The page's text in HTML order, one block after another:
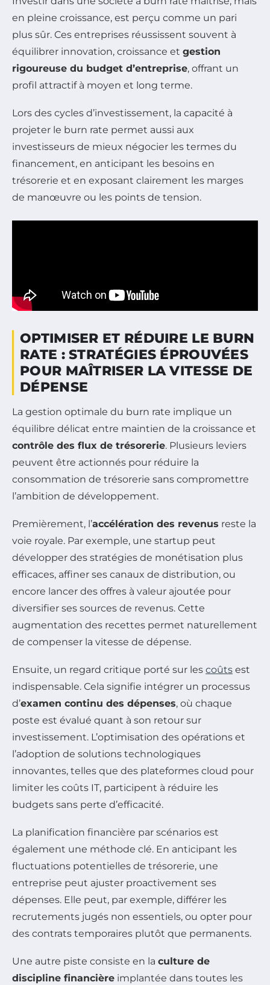
en pleine croissance, est perçu comme un pari
plus sûr. Ces entreprises réussissent souvent à
équilibrer innovation, croissance et gestion
rigoureuse du budget d’entreprise, offrant un
profil attractif à moyen et long terme.
Lors des cycles d’investissement, la capacité à
projeter le burn rate permet aussi aux
investisseurs de mieux négocier les termes du
financement, en anticipant les besoins en
trésorerie et en exposant clairement les marges
de manœuvre ou les points de tension.
OPTIMISER ET RÉDUIRE LE BURN
RATE : STRATÉGIES ÉPROUVÉES
POUR MAÎTRISER LA VITESSE DE
DÉPENSE
La gestion optimale du burn rate implique un
équilibre délicat entre maintien de la croissance et
contrôle des flux de trésorerie. Plusieurs leviers
peuvent être actionnés pour réduire la
consommation de trésorerie sans compromettre
l’ambition de développement.
Premièrement, l’accélération des revenus reste la
voie royale. Par exemple, une startup peut
développer des stratégies de monétisation plus
efficaces, affiner ses canaux de distribution, ou
encore lancer des offres à valeur ajoutée pour
diversifier ses sources de revenus. Cette
augmentation des recettes permet naturellement
de compenser la vitesse de dépense.
Ensuite, un regard critique porté sur les coûts est
indispensable. Cela signifie intégrer un processus
d’examen continu des dépenses, où chaque
poste est évalué quant à son retour sur
investissement. L’optimisation des opérations et
l’adoption de solutions technologiques
innovantes, telles que des plateformes cloud pour
limiter les coûts IT, participent à réduire les
budgets sans perte d’efficacité.
La planification financière par scénarios est
également une méthode clé. En anticipant les
fluctuations potentielles de trésorerie, une
entreprise peut ajuster proactivement ses
dépenses. Elle peut, par exemple, différer les
recrutements jugés non essentiels, ou opter pour
des contrats temporaires plutôt que permanents.
Une autre piste consiste en la culture de
discipline financière implantée dans toutes les